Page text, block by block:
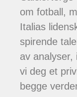
om fotball,
Italias
spirende
av analyser,
vi deg et
begge